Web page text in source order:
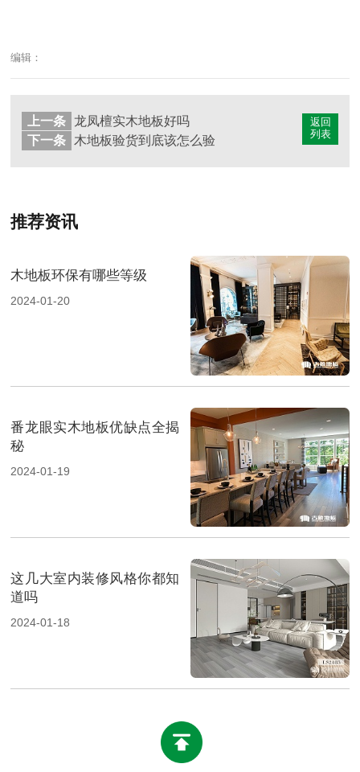
编辑：
返回
列表
上一条
龙凤檀实木地板好吗
下一条
木地板验货到底该怎么验
推荐资讯
木地板环保有哪些等级
2024-01-20
番龙眼实木地板优缺点全揭
秘
2024-01-19
这几大室内装修风格你都知
道吗
2024-01-18